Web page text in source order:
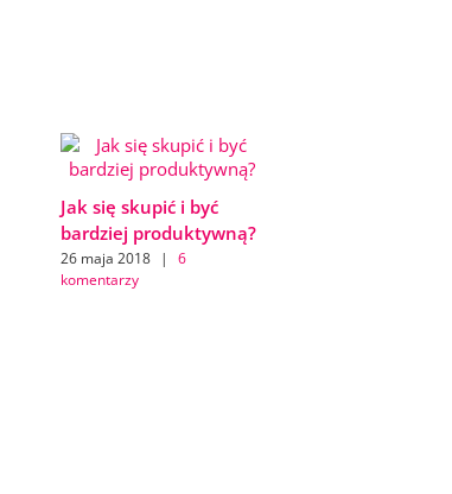
Jak się skupić i być
bardziej produktywną?
26 maja 2018 |
6
komentarzy